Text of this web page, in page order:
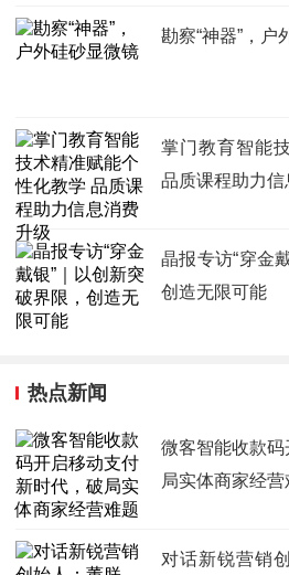
勘察“神器”，户
掌门教育智能
品质课程助力信
晶报专访“穿金
创造无限可能
热点新闻
微客智能收款
局实体商家经营
对话新锐营销